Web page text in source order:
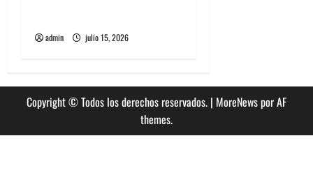
admin julio 15, 2026
Copyright © Todos los derechos reservados. | MoreNewspor AF
themes.